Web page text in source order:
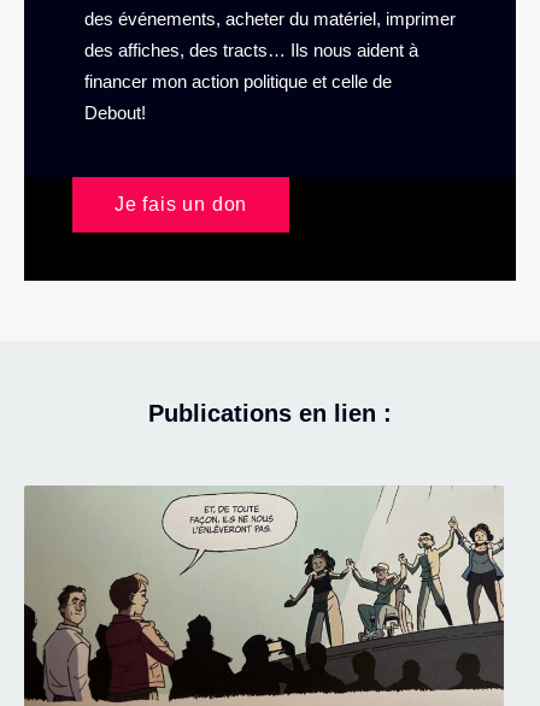
des événements, acheter du matériel, imprimer
des affiches, des tracts… Ils nous aident à
financer mon action politique et celle de
Debout!
Je fais un don
Publications en lien :